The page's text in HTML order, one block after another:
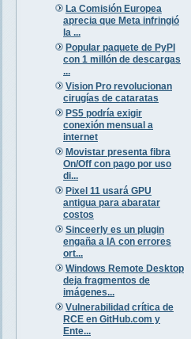
La Comisión Europea
aprecia que Meta infringió
la ...
Popular paquete de PyPI
con 1 millón de descargas
...
Vision Pro revolucionan
cirugías de cataratas
PS5 podría exigir
conexión mensual a
internet
Movistar presenta fibra
On/Off con pago por uso
di...
Pixel 11 usará GPU
antigua para abaratar
costos
Sinceerly es un plugin
engaña a IA con errores
ort...
Windows Remote Desktop
deja fragmentos de
imágenes...
Vulnerabilidad crítica de
RCE en GitHub.com y
Ente...